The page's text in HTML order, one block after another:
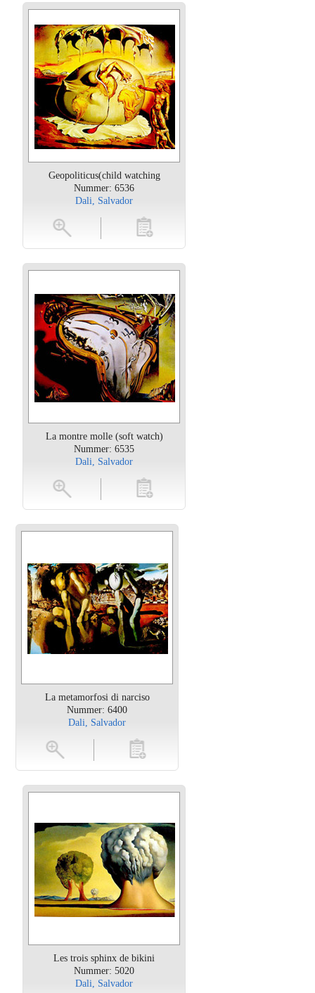
Geopoliticus(child watching
Nummer: 6536
Dali, Salvador
toevoegen
La montre molle (soft watch)
Nummer: 6535
Dali, Salvador
toevoegen
La metamorfosi di narciso
Nummer: 6400
Dali, Salvador
toevoegen
Les trois sphinx de bikini
Nummer: 5020
Dali, Salvador